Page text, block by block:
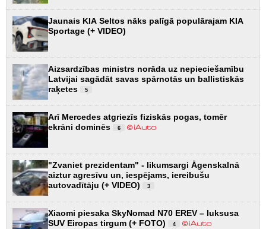
Jaunais KIA Seltos nāks palīgā populārajam KIA
Sportage (+ VIDEO)
Aizsardzības ministrs norāda uz nepieciešamību
Latvijai sagādāt savas spārnotās un ballistiskās
raķetes
5
Arī Mercedes atgriezīs fiziskās pogas, tomēr
ekrāni dominēs
6
"Zvaniet prezidentam" - likumsargi Āgenskalnā
aiztur agresīvu un, iespējams, iereibušu
autovadītāju (+ VIDEO)
3
Xiaomi piesaka SkyNomad N70 EREV – luksusa
SUV Eiropas tirgum (+ FOTO)
4